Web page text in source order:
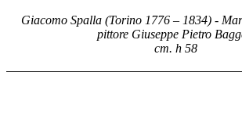
Giacomo Spalla (Torino 1776 – 1834) -
pittore Giuseppe Pietro
cm. h 58